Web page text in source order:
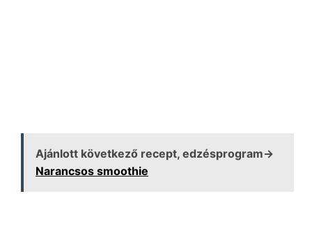
Ajánlott következő recept, edzésprogram→
Narancsos smoothie